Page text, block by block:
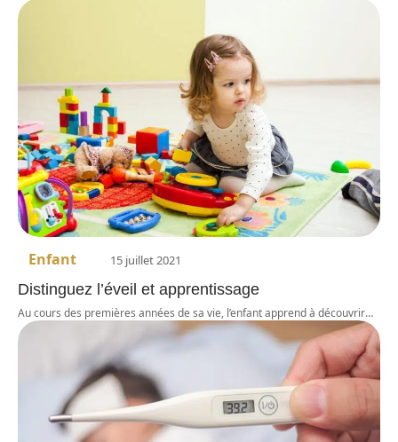
Enfant 15 juillet 2021
Distinguez l’éveil et apprentissage
Au cours des premières années de sa vie, l’enfant apprend à découvrir…